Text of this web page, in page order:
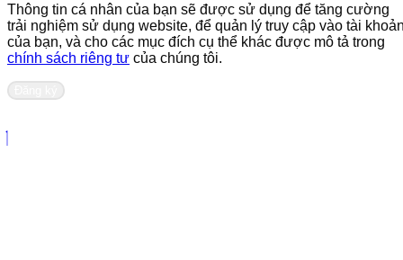
Thông tin cá nhân của bạn sẽ được sử dụng để tăng cường
trải nghiệm sử dụng website, để quản lý truy cập vào tài
của bạn, và cho các mục đích cụ thể khác được mô tả trong
chính sách riêng tư của chúng tôi.